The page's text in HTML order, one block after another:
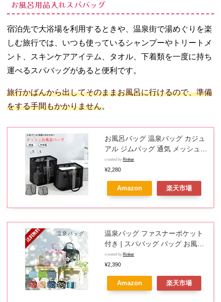
お風呂用品入れスパバッグ
宿泊先で大浴場を利用するときや、温泉街で湯めぐりを楽
しむ旅行では、いつも使っているシャンプーやトリートメ
ント、スキンケアアイテム、タオル、下着類を一度に持ち
運べるスパバッグがあると便利です。
旅行かばんから出してそのままお風呂に行けるので、準備
をする手間もかかりません。
お風呂バッグ 温泉バッグ カジュ
アル ジムバッグ 通気 メッシュ L
サウナバッグ スパバッグ 小型 お
しゃれ 大容量 入浴 大容量 小さ
め 軽量 マチ幅広 水切り 持ち手
付き プール ジム 旅行 銭湯 収納
created by Rinker
¥2,280
Amazon 楽天市場
温泉バッグ ファスナーポケット
付き | スパバッグ バッグ お風呂
バッグ 温泉ポーチ 温泉 お風呂
お土産 女性 レディース トラベル
カバン スポーツバッグ メッシュ
かご プレゼント 銭湯 グッズ ポ
created by Rinker
¥2,390
Amazon 楽天市場